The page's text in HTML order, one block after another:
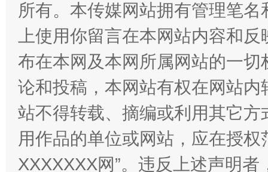
所有。本传媒网站拥有管理笔
上使用你留言在本网站内容和
布在本网及本网所属网站的一
论和投稿，本网站有权在网站
站不得转载、摘编或利用其它
用作品的单位或网站，应在授
XXXXXXX网”。违反上述声明